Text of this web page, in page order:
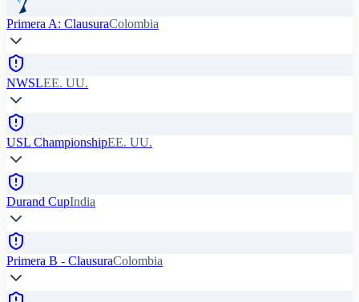
Primera A: ClausuraColombia
NWSLEE. UU.
USL ChampionshipEE. UU.
Durand CupIndia
Primera B - ClausuraColombia